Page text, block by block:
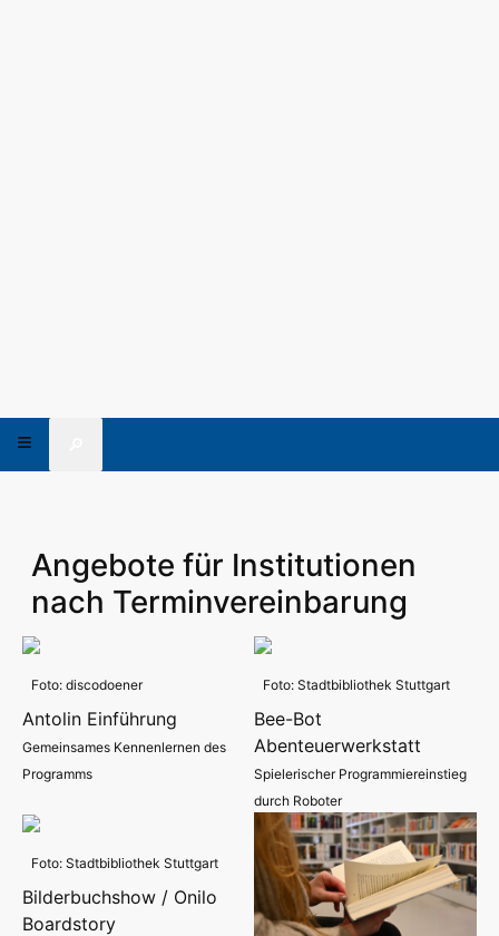
Angebote für Institutionen
nach Terminvereinbarung
Foto: discodoener
Antolin Einführung
Gemeinsames Kennenlernen des
Programms
Foto: Stadtbibliothek Stuttgart
Bee-Bot
Abenteuerwerkstatt
Spielerischer Programmiereinstieg
durch Roboter
Foto: Stadtbibliothek Stuttgart
Bilderbuchshow / Onilo
Boardstory